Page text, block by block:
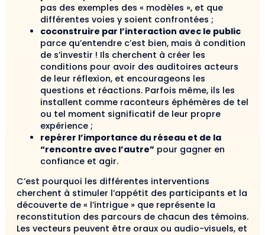
pas des exemples des « modèles », et que
différentes voies y soient confrontées ;
coconstruire par l’interaction avec le public
parce qu’entendre c’est bien, mais à condition
de s’investir ! Ils cherchent à créer les
conditions pour avoir des auditoires acteurs
de leur réflexion, et encourageons les
questions et réactions. Parfois même, ils les
installent comme raconteurs éphémères de tel
ou tel moment significatif de leur propre
expérience ;
repérer l’importance du réseau et de la
“rencontre avec l’autre” pour gagner en
confiance et agir.
C’est pourquoi les différentes interventions
cherchent à stimuler l’appétit des participants et la
découverte de « l’intrigue » que représente la
reconstitution des parcours de chacun des témoins.
Les vecteurs peuvent être oraux ou audio-visuels, et